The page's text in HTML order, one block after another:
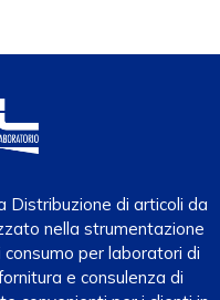
Distribuzione di articoli da
nella strumentazione
per laboratori di
e consulenza di